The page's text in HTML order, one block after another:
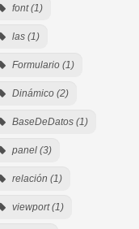
font (1)
las (1)
Formulario (1)
Dinámico (2)
BaseDeDatos (1)
panel (3)
relación (1)
viewport (1)